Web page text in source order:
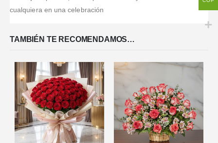
cualquiera en una celebración
TAMBIÉN TE RECOMENDAMOS…